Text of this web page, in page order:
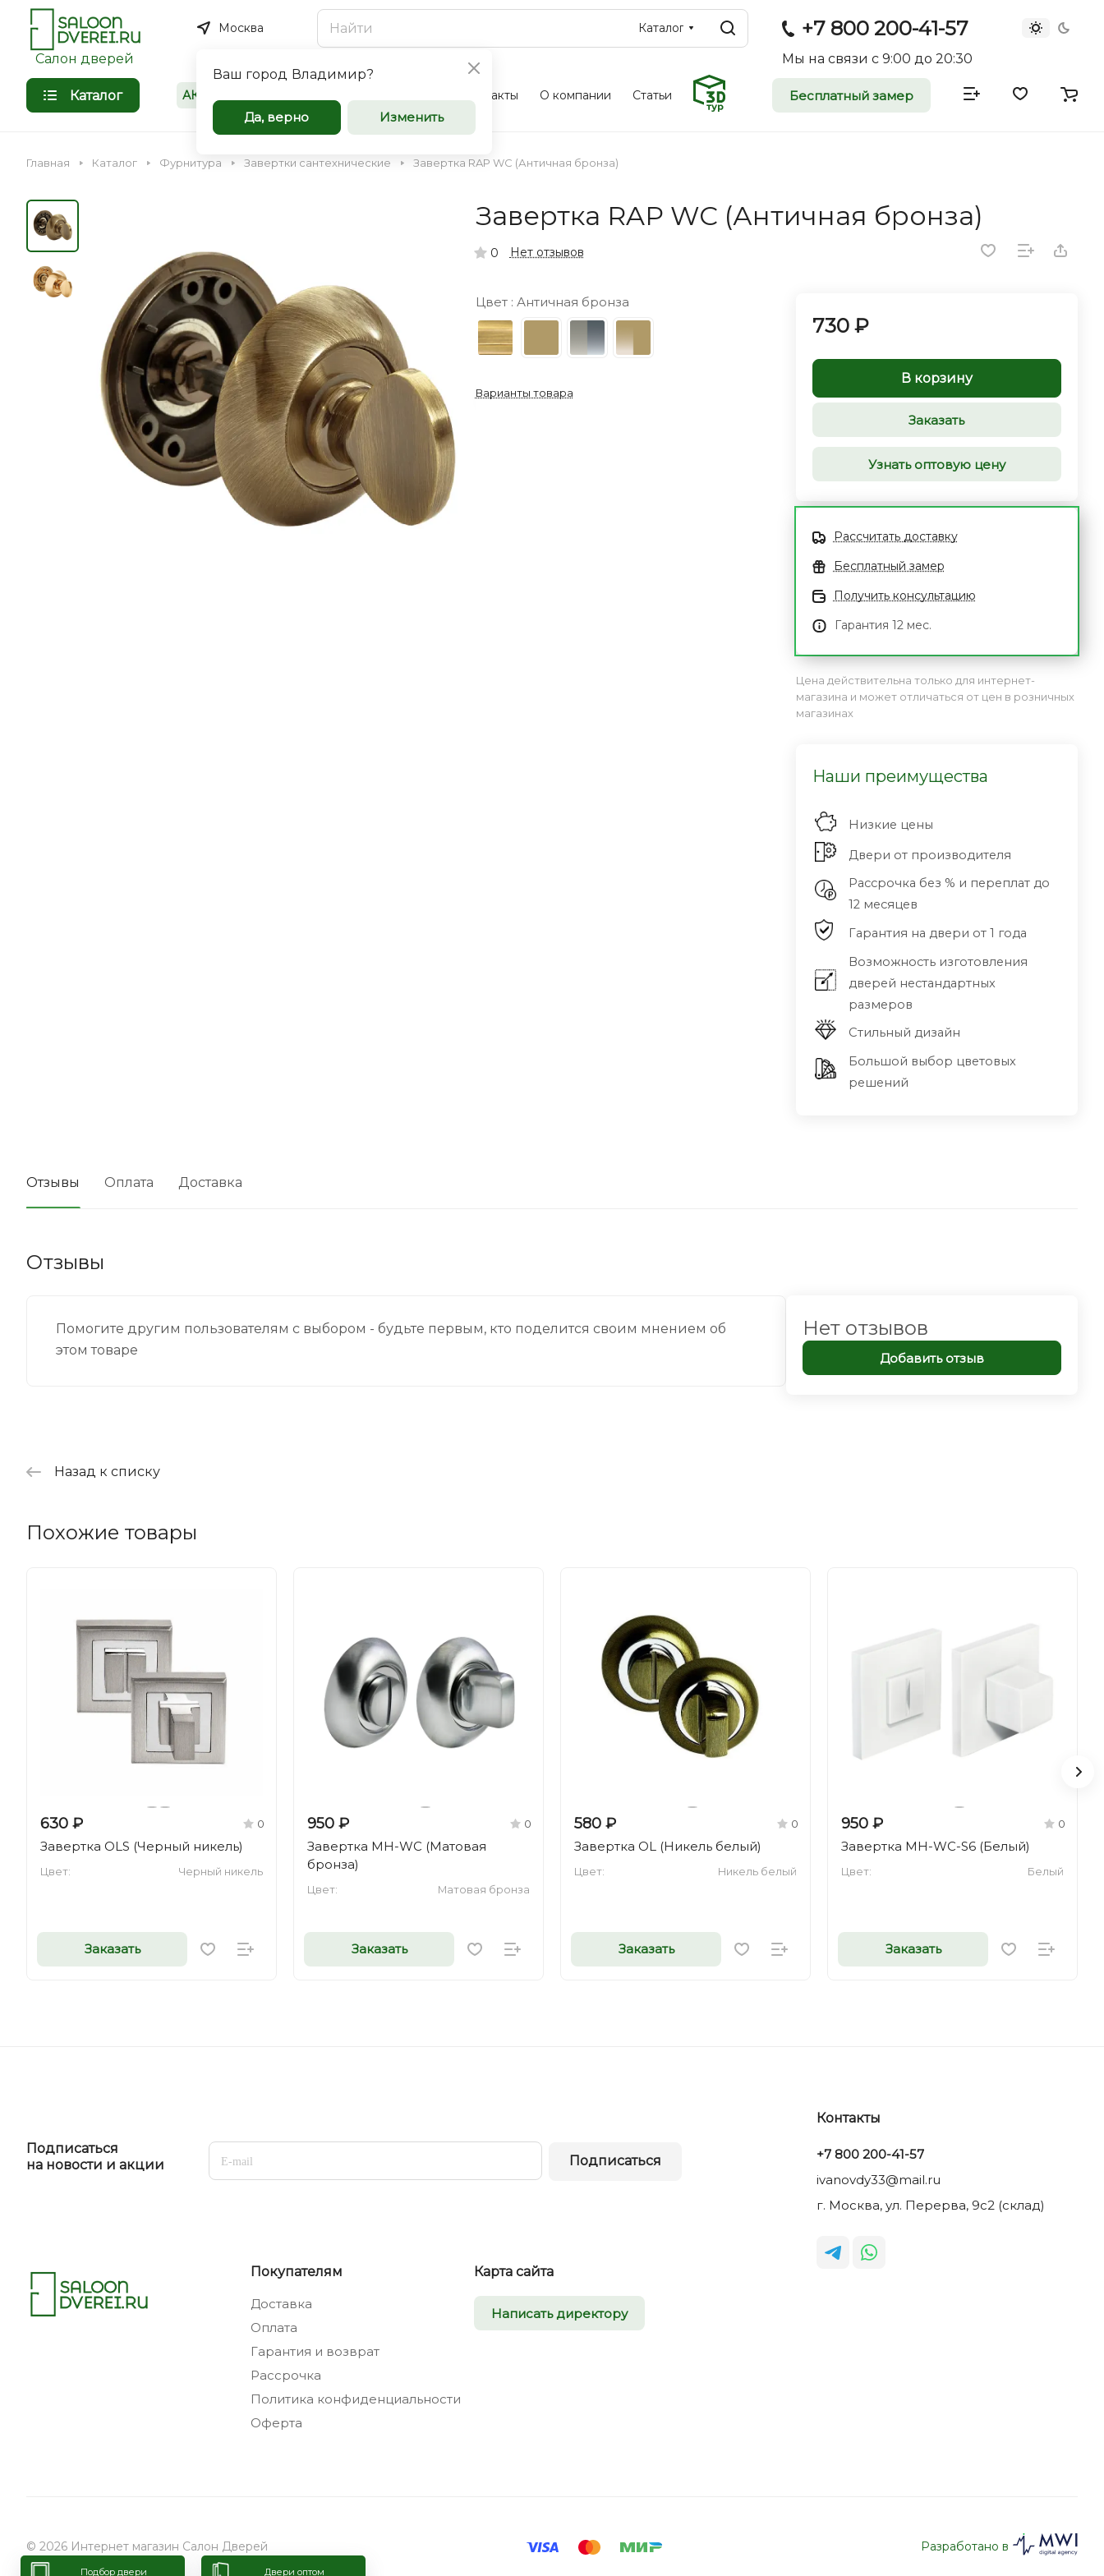
Салон дверей
Москва
Ваш город Владимир?
Да, верно Изменить
Каталог +7 800 200-41-57
Мы на связи с 9:00 до 20:30
Каталог АКЦИИ Контакты О компании Статьи Бесплатный замер
Главная Каталог Фурнитура Завертки сантехнические Завертка RAP WC (Античная бронза)
Завертка RAP WC (Античная бронза)
0 Нет отзывов
Цвет : Античная бронза
Варианты товара
730 ₽
В корзину
Заказать
Узнать оптовую цену
Рассчитать доставку
Бесплатный замер
Получить консультацию
Гарантия 12 мес.
Цена действительна только для интернет-
магазина и может отличаться от цен в розничных
магазинах
Наши преимущества
Низкие цены
Двери от производителя
Рассрочка без % и переплат до
12 месяцев
Гарантия на двери от 1 года
Возможность изготовления
дверей нестандартных
размеров
Стильный дизайн
Большой выбор цветовых
решений
Отзывы Оплата Доставка
Отзывы
Помогите другим пользователям с выбором - будьте первым, кто поделится своим мнением об
этом товаре
Нет отзывов
Добавить отзыв
Назад к списку
Похожие товары
630 ₽ 0
Завертка OLS (Черный никель)
Цвет: Черный никель
Заказать
950 ₽ 0
Завертка MH-WC (Матовая
бронза)
Цвет: Матовая бронза
Заказать
580 ₽ 0
Завертка OL (Никель белый)
Цвет: Никель белый
Заказать
950 ₽ 0
Завертка MH-WC-S6 (Белый)
Цвет: Белый
Заказать
Подписаться
на новости и акции
Подписаться
Покупателям
Доставка
Оплата
Гарантия и возврат
Рассрочка
Политика конфиденциальности
Оферта
Карта сайта
Написать директору
Контакты
+7 800 200-41-57
ivanovdy33@mail.ru
г. Москва, ул. Перерва, 9с2 (склад)
© 2026 Интернет магазин Салон Дверей Разработано в
Подбор двери Двери оптом
Входная Межкомнатная
Межкомнатные и
входные двери
Компания Saloondverei.ru приглашает к
сотрудничеству коммерческие
организации, застройщиков, дизайнеров и
индивидуальных предпринимателей.
Межкомнатные и
входные двери
Компания Saloondverei.ru приглашает к